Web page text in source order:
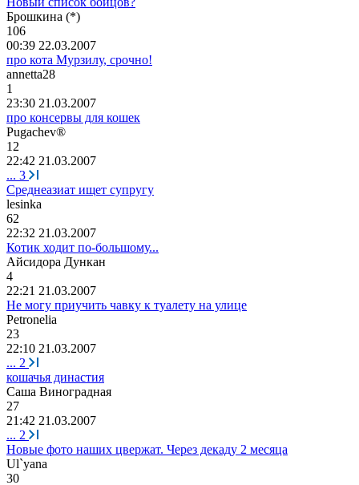
Брошкина (*)
106
00:39 22.03.2007
про кота Мурзилу, срочно!
annetta28
1
23:30 21.03.2007
про консервы для кошек
Pugachev®
12
22:42 21.03.2007
... 3
Среднеазиат ищет супругу
lesinka
62
22:32 21.03.2007
Котик ходит по-большому...
Айсидора Дункан
4
22:21 21.03.2007
Не могу приучить чавку к туалету на улице
Petronelia
23
22:10 21.03.2007
... 2
кошачья династия
Саша Виноградная
27
21:42 21.03.2007
... 2
Новые фото наших цвержат. Через декаду 2 месяца
Ul`yana
30